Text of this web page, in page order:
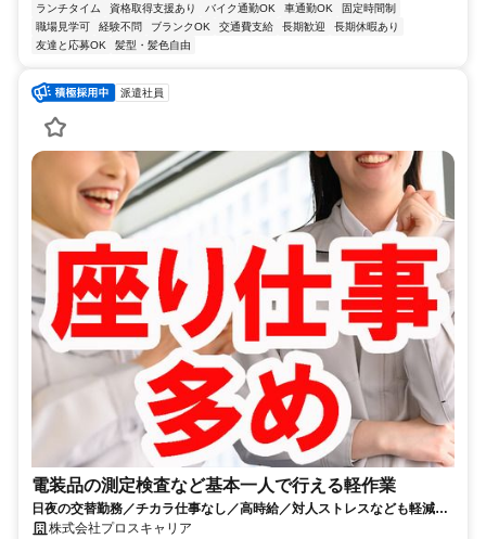
ランチタイム 資格取得支援あり バイク通勤OK 車通勤OK
固定時間制
職場見学可
経験不問 ブランクOK 交通費支給 長期歓迎
長期休暇あり
友達と応募OK
髪型・髪色自由
派遣社員
電装品の測定検査など基本一人で行える軽作業
日夜の交替勤務／チカラ仕事なし／高時給／対人ストレスなども軽減で
きる基本一人作業／月収34万円以上可
株式会社プロスキャリア